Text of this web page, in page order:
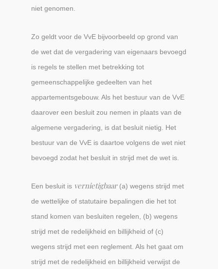
niet genomen.
Zo geldt voor de VvE bijvoorbeeld op grond van
de wet dat de vergadering van eigenaars bevoegd
is regels te stellen met betrekking tot
gemeenschappelijke gedeelten van het
appartementsgebouw. Als het bestuur van de VvE
daarover een besluit zou nemen in plaats van de
algemene vergadering, is dat besluit nietig. Het
bestuur van de VvE is daartoe volgens de wet niet
bevoegd zodat het besluit in strijd met de wet is.
Een besluit is vernietigbaar(a) wegens strijd met
de wettelijke of statutaire bepalingen die het tot
stand komen van besluiten regelen, (b) wegens
strijd met de redelijkheid en billijkheid of (c)
wegens strijd met een reglement. Als het gaat om
strijd met de redelijkheid en billijkheid verwijst de